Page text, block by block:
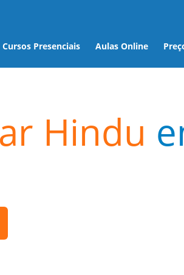
Cursos Presenciais Aulas Online
Hindu